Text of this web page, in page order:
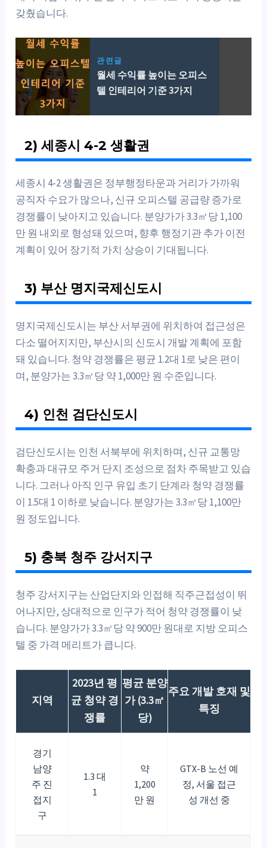
갖췄습니다.
관련글
월세 수익률 높이는 오피스
텔 인테리어 기준 3가지
2) 세종시 4-2 생활권
세종시 4-2 생활권은 정부행정타운과 거리가 가까워
공직자 수요가 많으나, 신규 오피스텔 공급량 증가로
경쟁률이 낮아지고 있습니다. 분양가가 3.3㎡당 1,100
만 원 내외로 형성돼 있으며, 향후 행정기관 추가 이전
계획이 있어 장기적 가치 상승이 기대됩니다.
3) 부산 명지국제신도시
명지국제신도시는 부산 서부권에 위치하여 접근성은
다소 떨어지지만, 부산시의 신도시 개발 계획에 포함
돼 있습니다. 청약 경쟁률은 평균 1.2대 1로 낮은 편이
며, 분양가는 3.3㎡당 약 1,000만 원 수준입니다.
4) 인천 검단신도시
검단신도시는 인천 서북부에 위치하며, 신규 교통망
확충과 대규모 주거 단지 조성으로 점차 주목받고 있습
니다. 그러나 아직 인구 유입 초기 단계라 청약 경쟁률
이 1.5대 1 이하로 낮습니다. 분양가는 3.3㎡당 1,100만
원 정도입니다.
5) 충북 청주 강서지구
청주 강서지구는 산업단지와 인접해 직주근접성이 뛰
어나지만, 상대적으로 인구가 적어 청약 경쟁률이 낮
습니다. 분양가가 3.3㎡당 약 900만 원대로 지방 오피스
텔 중 가격 메리트가 큽니다.
지역
2023년 평
균 청약 경
쟁률
평균 분양
가 (3.3㎡
당)
주요 개발 호재 및
특징
경기
남양
주 진
접지
구
1.3 대
1
약
1,200
만 원
GTX-B 노선 예
정, 서울 접근
성 개선 중